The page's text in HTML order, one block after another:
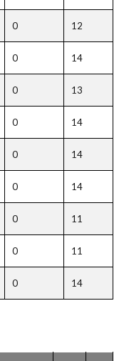
0 12
0 14
0 13
0 14
0 14
0 14
0 11
0 11
0 14